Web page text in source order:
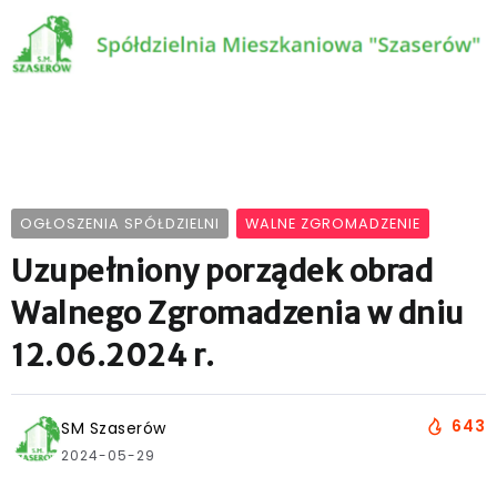
OGŁOSZENIA SPÓŁDZIELNI WALNE ZGROMADZENIE
Uzupełniony porządek obrad
Walnego Zgromadzenia w dniu
12.06.2024 r.
SM Szaserów
2024-05-29
643